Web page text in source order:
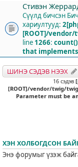
Стивэн
Сүүлд бичсэн
хариултууд: 2
[ROOT]/
line 1266:
that
ШИНЭ СЭДЭВ НЭЭХ
16 сэдэв
[ROOT]/vendor/twig/
Parameter must be
ХЭН ХОЛБОГДСОН
Энэ форумыг үзэж